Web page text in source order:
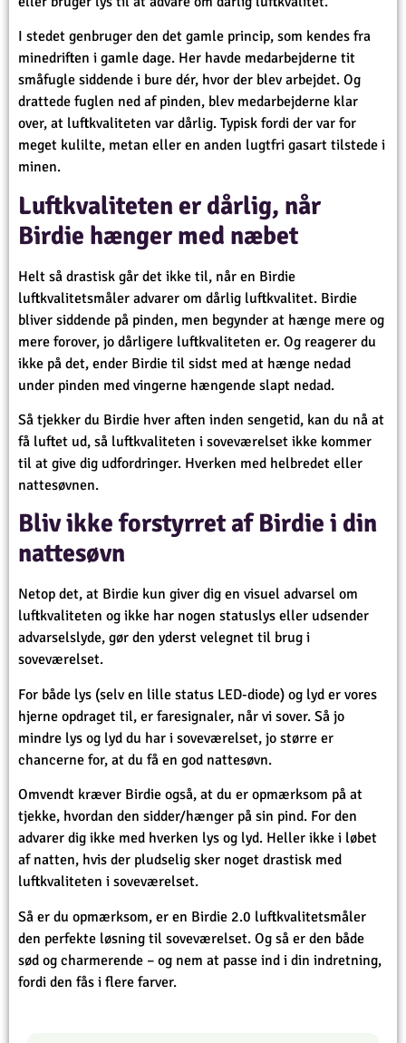
I stedet genbruger den det gamle princip, som kendes fra
minedriften i gamle dage. Her havde medarbejderne tit
småfugle siddende i bure dér, hvor der blev arbejdet. Og
drattede fuglen ned af pinden, blev medarbejderne klar
over, at luftkvaliteten var dårlig. Typisk fordi der var for
meget kulilte, metan eller en anden lugtfri gasart tilstede i
minen.
Luftkvaliteten er dårlig, når
Birdie hænger med næbet
Helt så drastisk går det ikke til, når en Birdie
luftkvalitetsmåler advarer om dårlig luftkvalitet. Birdie
bliver siddende på pinden, men begynder at hænge mere og
mere forover, jo dårligere luftkvaliteten er. Og reagerer du
ikke på det, ender Birdie til sidst med at hænge nedad
under pinden med vingerne hængende slapt nedad.
Så tjekker du Birdie hver aften inden sengetid, kan du nå at
få luftet ud, så luftkvaliteten i soveværelset ikke kommer
til at give dig udfordringer. Hverken med helbredet eller
nattesøvnen.
Bliv ikke forstyrret af Birdie i din
nattesøvn
Netop det, at Birdie kun giver dig en visuel advarsel om
luftkvaliteten og ikke har nogen statuslys eller udsender
advarselslyde, gør den yderst velegnet til brug i
soveværelset.
For både lys (selv en lille status LED-diode) og lyd er vores
hjerne opdraget til, er faresignaler, når vi sover. Så jo
mindre lys og lyd du har i soveværelset, jo større er
chancerne for, at du få en god nattesøvn.
Omvendt kræver Birdie også, at du er opmærksom på at
tjekke, hvordan den sidder/hænger på sin pind. For den
advarer dig ikke med hverken lys og lyd. Heller ikke i løbet
af natten, hvis der pludselig sker noget drastisk med
luftkvaliteten i soveværelset.
Så er du opmærksom, er en Birdie 2.0 luftkvalitetsmåler
den perfekte løsning til soveværelset. Og så er den både
sød og charmerende – og nem at passe ind i din indretning,
fordi den fås i flere farver.